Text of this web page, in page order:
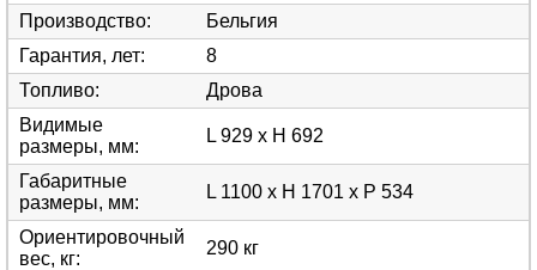
Производство:
Бельгия
Гарантия, лет:
8
Топливо:
Дрова
Видимые
размеры, мм:
L 929 x H 692
Габаритные
размеры, мм:
L 1100 x H 1701 x P 534
Ориентировочный
вес, кг:
290 кг